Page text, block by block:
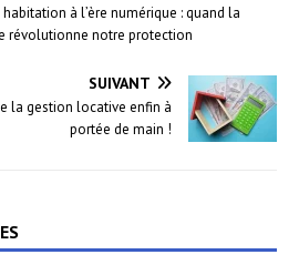
habitation à l’ère numérique : quand la
révolutionne notre protection
SUIVANT
la gestion locative enfin à
portée de main !